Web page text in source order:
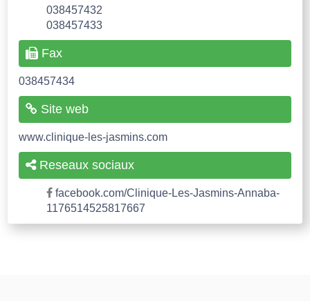
038457432
038457433
Fax
038457434
Site web
www.clinique-les-jasmins.com
Reseaux sociaux
facebook.com/Clinique-Les-Jasmins-Annaba-
1176514525817667